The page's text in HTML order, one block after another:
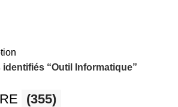
identifiés “Outil Informatique”
(355)